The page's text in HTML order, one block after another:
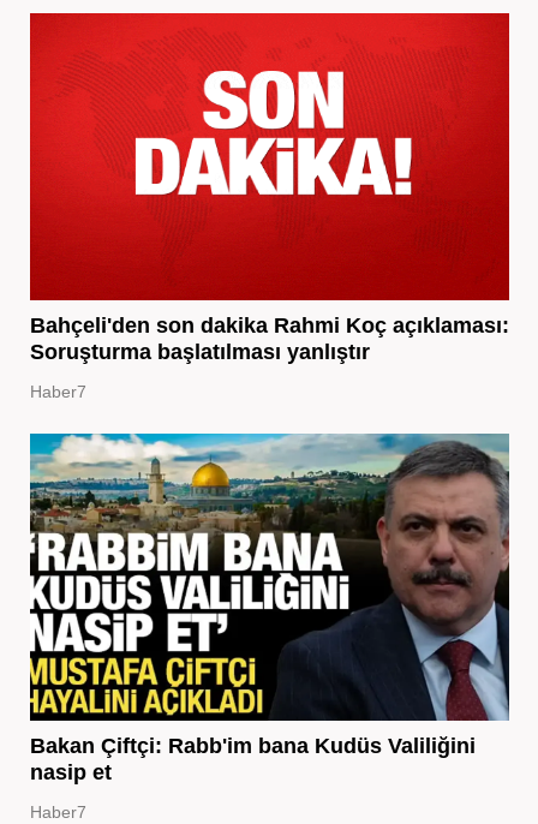
Bahçeli'den son dakika Rahmi Koç açıklaması:
Soruşturma başlatılması yanlıştır
Haber7
Bakan Çiftçi: Rabb'im bana Kudüs Valiliğini
nasip et
Haber7